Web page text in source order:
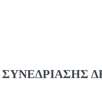
⇒ Πίνακας αποφάσεων της 21ης/